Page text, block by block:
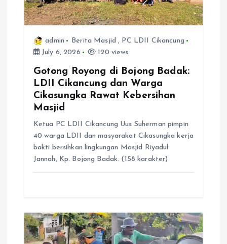
o
admin Berita Masjid , PC LDII Cikancung
July 6, 2026
120 views
Gotong Royong di Bojong Badak:
LDII Cikancung dan Warga
Cikasungka Rawat Kebersihan
Masjid
Ketua PC LDII Cikancung Uus Suherman pimpin
40 warga LDII dan masyarakat Cikasungka kerja
bakti bersihkan lingkungan Masjid Riyadul
Jannah, Kp. Bojong Badak. (158 karakter)